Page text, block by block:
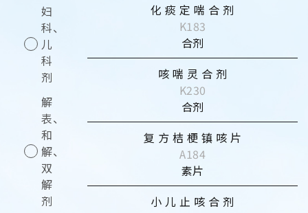
妇
科、
儿
科
剂
解
表、
和
解、
双
解
剂
化 痰 定 喘 合 剂
K183
合剂
咳 喘 灵 合 剂
K230
合剂
复 方 桔 梗 镇 咳 片
A184
素片
小 儿 止 咳 合 剂